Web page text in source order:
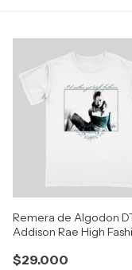
Remera de Algodon
Addison Rae High
$29.000